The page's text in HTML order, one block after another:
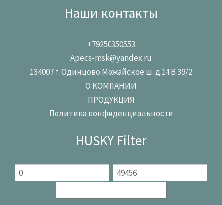
Наши контакты
+79250350553
Apecs-msk@yandex.ru
134007 г. Одинцово Можайское ш. д 14 В 39/2
О КОМПАНИИ
ПРОДУКЦИЯ
Политика конфиденциальности
HUSKY Filter